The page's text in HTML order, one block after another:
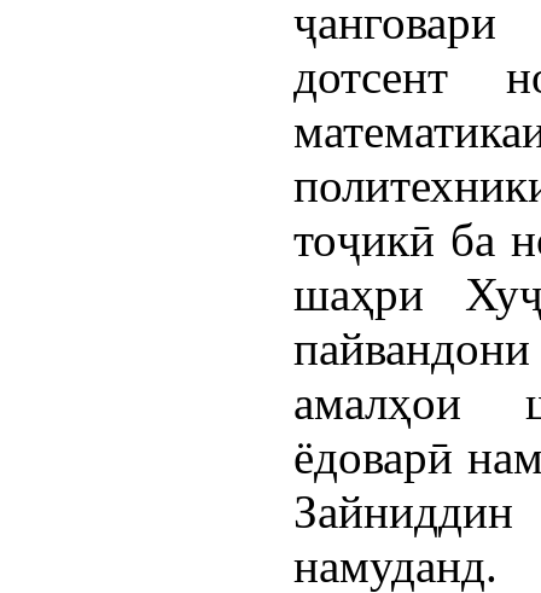
дотсент
тоҷикӣ ба
шаҳри
амалҳои
ёдоварӣ
намуданд.